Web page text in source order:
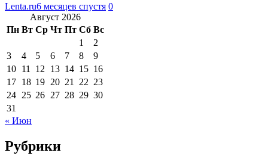
Lenta.ru6 месяцев спустя 0
Август 2026
Пн Вт Ср Чт Пт Сб Вс
1
2
3
4 5 6 7 8
9
10 11 12 13 14 15 16
17 18 19 20 21 22 23
24 25 26 27 28 29 30
31
« Июн
Рубрики